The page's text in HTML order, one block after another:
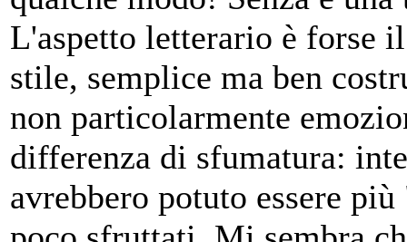
L'aspetto letterario è forse
stile, semplice ma ben
non particolarmente
differenza di sfumatura:
avrebbero potuto essere